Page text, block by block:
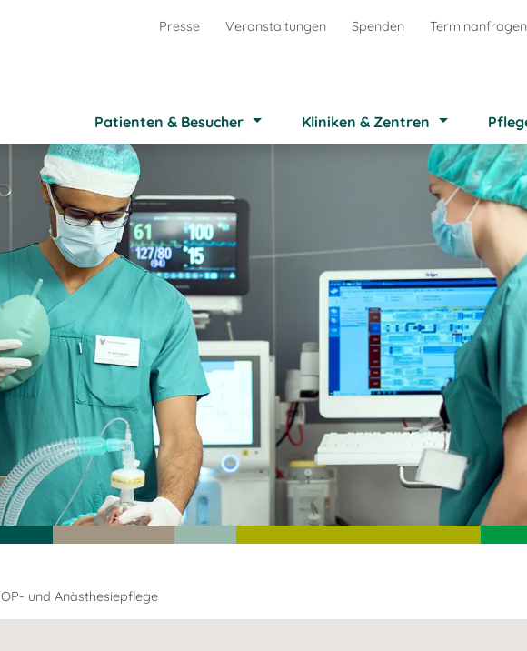
Presse Veranstaltungen Spenden Terminanfragen
Patienten & Besucher Kliniken & Zentren
OP- und Anästhesiepflege